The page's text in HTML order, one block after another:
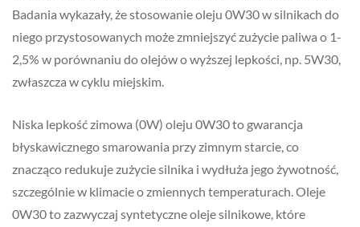
Badania wykazały, że stosowanie oleju 0W30 w silnikach do
niego przystosowanych może zmniejszyć zużycie paliwa o 1-
2,5% w porównaniu do olejów o wyższej lepkości, np. 5W30,
zwłaszcza w cyklu miejskim.
Niska lepkość zimowa (0W) oleju 0W30 to gwarancja
błyskawicznego smarowania przy zimnym starcie, co
znacząco redukuje zużycie silnika i wydłuża jego żywotność,
szczególnie w klimacie o zmiennych temperaturach. Oleje
0W30 to zazwyczaj syntetyczne oleje silnikowe, które